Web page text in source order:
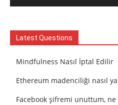
Latest Questions
Mindfulness Nasıl İptal Edilir
Ethereum madenciliği nasıl
Facebook şifremi unuttum, ne